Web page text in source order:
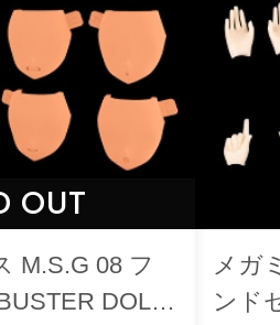
OUT
M.S.G 08 フ
DOLL
メガ
ンド